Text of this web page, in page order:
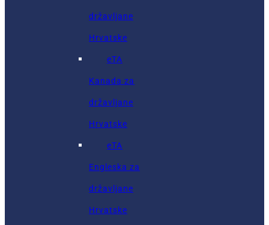
državljane
Hrvatske
eTA
Kanada za
državljane
Hrvatske
eTA
Engleska za
državljane
Hrvatske